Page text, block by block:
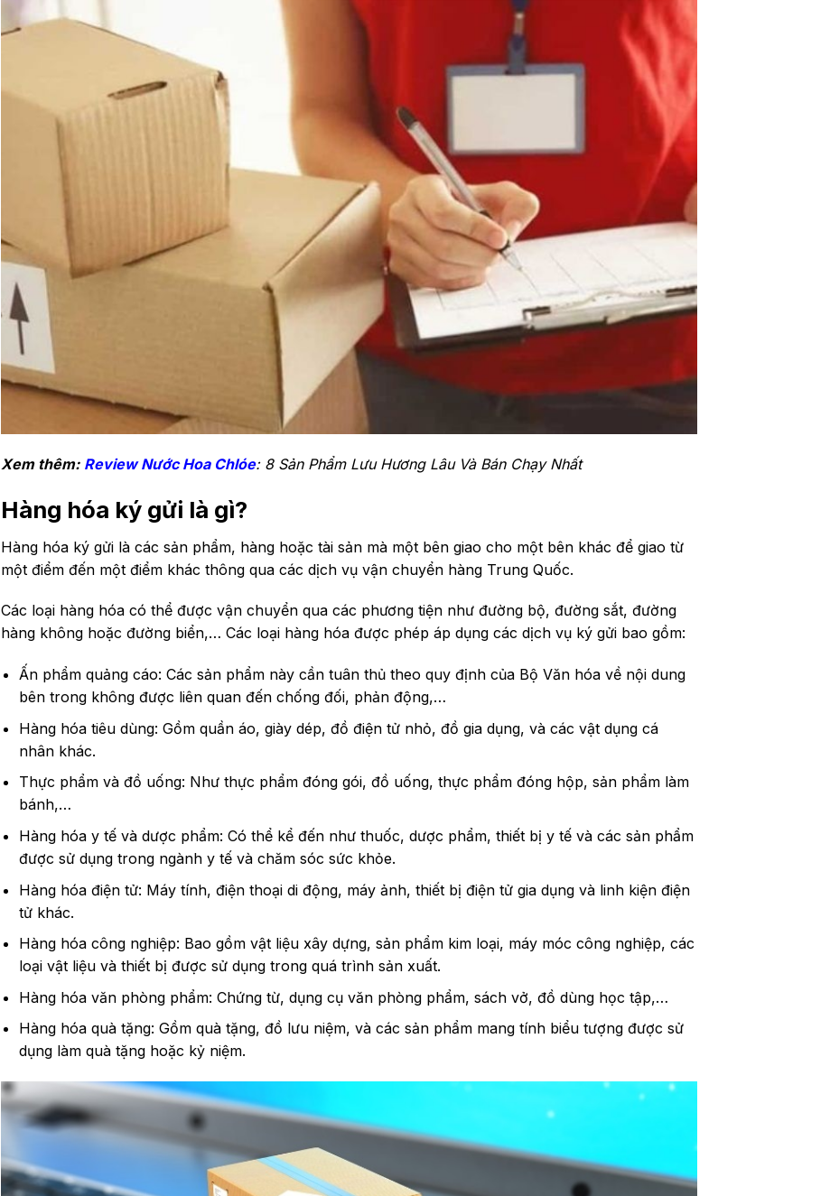
Xem thêm: Review Nước Hoa Chlóe: 8 Sản Phẩm Lưu Hương Lâu Và Bán Chạy Nhất
Hàng hóa ký gửi là gì?
Hàng hóa ký gửi là các sản phẩm, hàng hoặc tài sản mà một bên giao cho một bên khác để giao từ
một điểm đến một điểm khác thông qua các dịch vụ vận chuyển hàng Trung Quốc.
Các loại hàng hóa có thể được vận chuyển qua các phương tiện như đường bộ, đường sắt, đường
hàng không hoặc đường biển,… Các loại hàng hóa được phép áp dụng các dịch vụ ký gửi bao gồm:
Ấn phẩm quảng cáo: Các sản phẩm này cần tuân thủ theo quy định của Bộ Văn hóa về nội dung
bên trong không được liên quan đến chống đối, phản động,…
Hàng hóa tiêu dùng: Gồm quần áo, giày dép, đồ điện tử nhỏ, đồ gia dụng, và các vật dụng cá
nhân khác.
Thực phẩm và đồ uống: Như thực phẩm đóng gói, đồ uống, thực phẩm đóng hộp, sản phẩm làm
bánh,…
Hàng hóa y tế và dược phẩm: Có thể kể đến như thuốc, dược phẩm, thiết bị y tế và các sản phẩm
được sử dụng trong ngành y tế và chăm sóc sức khỏe.
Hàng hóa điện tử: Máy tính, điện thoại di động, máy ảnh, thiết bị điện tử gia dụng và linh kiện điện
tử khác.
Hàng hóa công nghiệp: Bao gồm vật liệu xây dựng, sản phẩm kim loại, máy móc công nghiệp, các
loại vật liệu và thiết bị được sử dụng trong quá trình sản xuất.
Hàng hóa văn phòng phẩm: Chứng từ, dụng cụ văn phòng phẩm, sách vở, đồ dùng học tập,…
Hàng hóa quà tặng: Gồm quà tặng, đồ lưu niệm, và các sản phẩm mang tính biểu tượng được sử
dụng làm quà tặng hoặc kỷ niệm.